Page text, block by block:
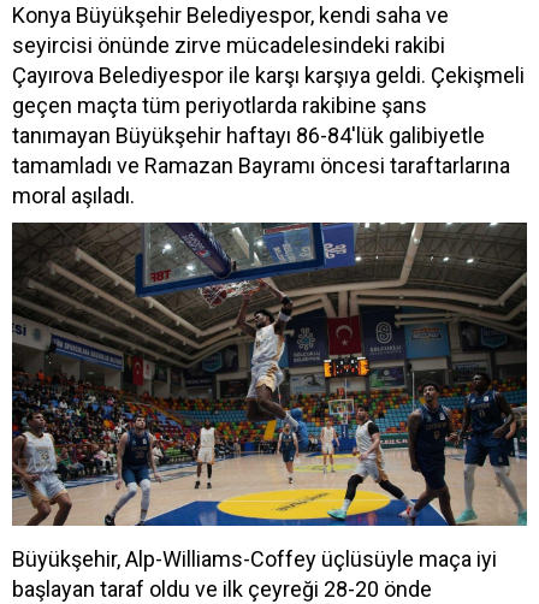
Konya Büyükşehir Belediyespor, kendi saha ve
seyircisi önünde zirve mücadelesindeki rakibi
Çayırova Belediyespor ile karşı karşıya geldi. Çekişmeli
geçen maçta tüm periyotlarda rakibine şans
tanımayan Büyükşehir haftayı 86-84'lük galibiyetle
tamamladı ve Ramazan Bayramı öncesi taraftarlarına
moral aşıladı.
Büyükşehir, Alp-Williams-Coffey üçlüsüyle maça iyi
başlayan taraf oldu ve ilk çeyreği 28-20 önde